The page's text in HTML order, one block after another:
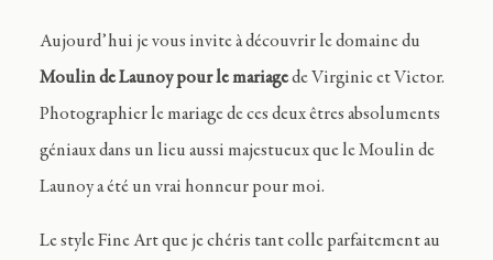
Aujourd’hui je vous invite à découvrir le domaine du
Moulin de Launoy pour le mariagede Virginie et Victor.
Photographier le mariage de ces deux êtres absoluments
géniaux dans un lieu aussi majestueux que le Moulin de
Launoy a été un vrai honneur pour moi.
Le style Fine Art que je chéris tant colle parfaitement au
Journal
Contact